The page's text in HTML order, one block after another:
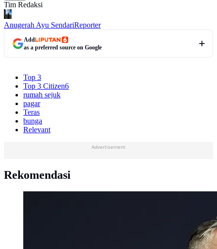
Tim Redaksi
Anugerah Ayu SendariReporter
Add
as a preferred source on Google
Top 3
Top 3 Citizen6
rumah sejuk
pagar
Teras
bunga
Relevant
Advertisement
Rekomendasi